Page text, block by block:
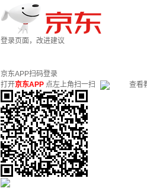
登录页面，改进建议
京东APP扫码登录
打开京东APP 点左上角扫一扫 查看